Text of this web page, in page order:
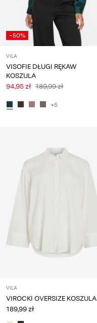
Polska
/
-50%
VILA
VISOFIE DŁUGI RĘKAW
KOSZULA
94,95 zł 189,99 zł
+5
VILA
VIROCKI OVERSIZE KOSZULA
189,99 zł